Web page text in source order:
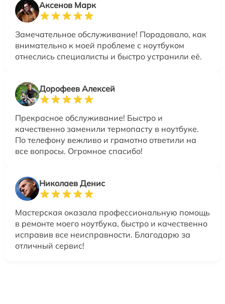
Аксенов Марк
Замечательное обслуживание! Порадовало, как
внимательно к моей проблеме с ноутбуком
отнеслись специалисты и быстро устранили её.
Дорофеев Алексей
Прекрасное обслуживание! Быстро и
качественно заменили термопасту в ноутбуке.
По телефону вежливо и грамотно ответили на
все вопросы. Огромное спасибо!
Николаев Денис
Мастерская оказала профессиональную помощь
в ремонте моего ноутбука, быстро и качественно
исправив все неисправности. Благодарю за
отличный сервис!